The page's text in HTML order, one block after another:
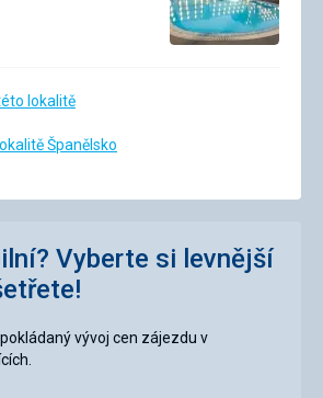
lokalitě
Španělsko
Vyberte si levnější
vývoj cen zájezdu v